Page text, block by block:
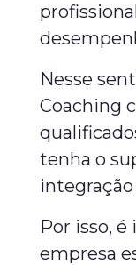
Nesse
Coaching
tenha o
integração
Por isso,
empresa